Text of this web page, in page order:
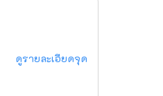
ดูรายละเอียดจุด